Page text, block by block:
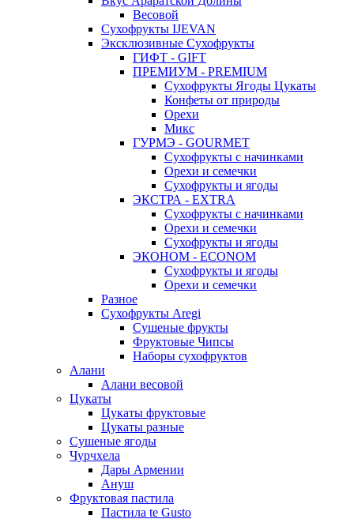
Весовой
Сухофрукты IJEVAN
Эксклюзивные Сухофрукты
ГИФТ - GIFT
ПРЕМИУМ - PREMIUM
Сухофрукты Ягоды Цукаты
Конфеты от природы
Орехи
Микс
ГУРМЭ - GOURMET
Сухофрукты с начинками
Орехи и семечки
Сухофрукты и ягоды
ЭКСТРА - EXTRA
Сухофрукты с начинками
Орехи и семечки
Сухофрукты и ягоды
ЭКОНОМ - ECONOM
Сухофрукты и ягоды
Орехи и семечки
Разное
Сухофрукты Aregi
Сушеные фрукты
Фруктовые Чипсы
Наборы сухофруктов
Алани
Алани весовой
Цукаты
Цукаты фруктовые
Цукаты разные
Сушеные ягоды
Чурчхела
Дары Армении
Ануш
Фруктовая пастила
Пастила te Gusto